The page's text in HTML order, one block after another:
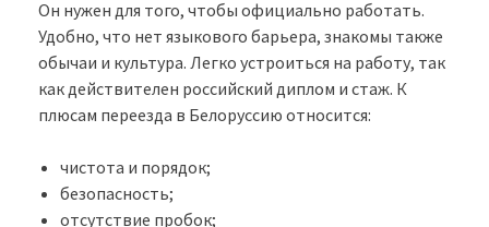
Он нужен для того, чтобы официально работать.
Удобно, что нет языкового барьера, знакомы также
обычаи и культура. Легко устроиться на работу, так
как действителен российский диплом и стаж. К
плюсам переезда в Белоруссию относится:
чистота и порядок;
безопасность;
отсутствие пробок;